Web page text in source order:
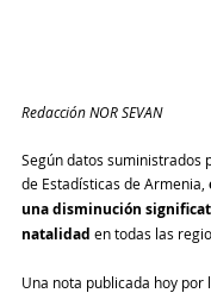
Redacción NOR SEVAN
Según datos suministrados
de Estadísticas de Armenia,
una disminución
natalidad en todas las
Una nota publicada hoy por